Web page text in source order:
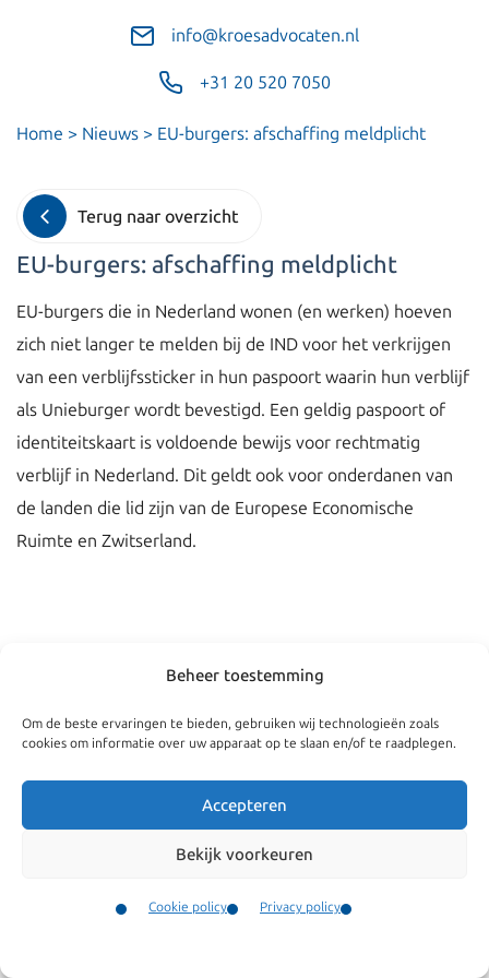
Beheer toestemming
Om de beste ervaringen te bieden, gebruiken wij technologieën zoals
cookies om informatie over uw apparaat op te slaan en/of te raadplegen.
Accepteren
Bekijk voorkeuren
Cookie policy Privacy policy
info@kroesadvocaten.nl
+31 20 520 7050
Home > Nieuws > EU-burgers: afschaffing meldplicht
Terug naar overzicht
EU-burgers: afschaffing meldplicht
EU-burgers die in Nederland wonen (en werken) hoeven
zich niet langer te melden bij de IND voor het verkrijgen
van een verblijfssticker in hun paspoort waarin hun verblijf
als Unieburger wordt bevestigd. Een geldig paspoort of
identiteitskaart is voldoende bewijs voor rechtmatig
verblijf in Nederland. Dit geldt ook voor onderdanen van
de landen die lid zijn van de Europese Economische
Ruimte en Zwitserland.
Algemeen
Algemene